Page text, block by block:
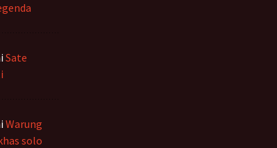
Sate
Warung
solo